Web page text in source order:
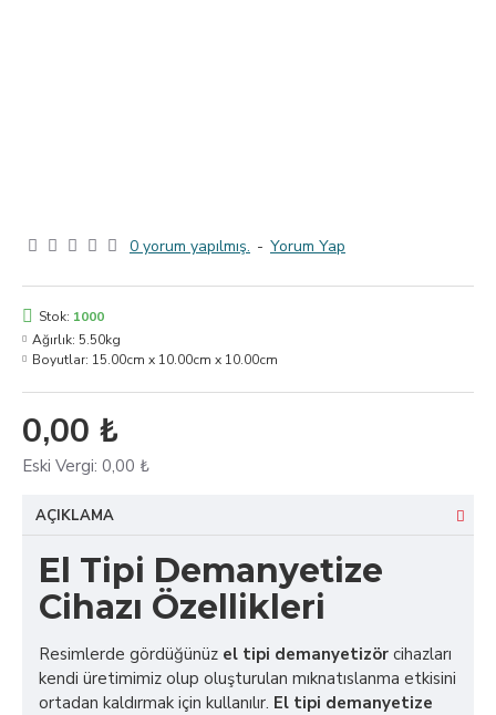
0 yorum yapılmış. - Yorum Yap
0,00 ₺
Eski Vergi: 0,00 ₺
Stok: 1000
Ağırlık: 5.50kg
Boyutlar: 15.00cm x 10.00cm x 10.00cm
AÇIKLAMA
El Tipi Demanyetize
Cihazı Özellikleri
Resimlerde gördüğünüz el tipi demanyetizör cihazları
kendi üretimimiz olup oluşturulan mıknatıslanma etkisini
ortadan kaldırmak için kullanılır. El tipi demanyetize